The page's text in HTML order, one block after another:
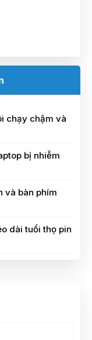
chạy chậm và
bị nhiễm
và bàn phím
dài tuổi thọ pin